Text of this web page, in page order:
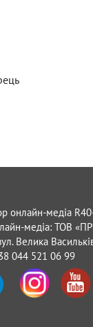
онлайн-медіа
медіа: ТОВ
Велика
044 521 06 99